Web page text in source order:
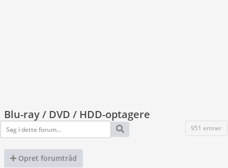
Blu-ray / DVD / HDD-optagere
951 emner
Opret forumtråd